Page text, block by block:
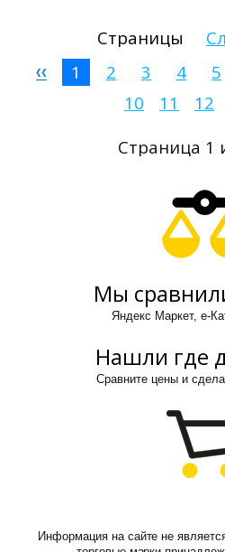
Страницы
1
2 3 4 5
10
11 12
Страница 1
Мы
Яндекс Маркет, е-
Нашли где
Сравните цены и
Информация на сайте не